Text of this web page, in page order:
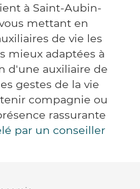
à Saint-Aubin-
mettant en
de vie les
mieux adaptées à
d'une auxiliaire de
gestes de la vie
compagnie ou
rassurante
par un conseiller